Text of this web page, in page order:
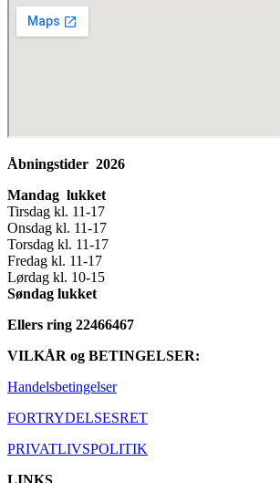
Åbningstider 2026
Mandag lukket
Tirsdag kl. 11-17
Onsdag kl. 11-17
Torsdag kl. 11-17
Fredag kl. 11-17
Lørdag kl. 10-15
Søndag lukket
Ellers ring 22466467
VILKÅR og BETINGELSER:
Handelsbetingelser
FORTRYDELSESRET
PRIVATLIVSPOLITIK
LINKS